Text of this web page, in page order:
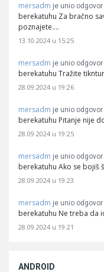
mersadm je unio odgovor
berekatuhu Za bračno
poznajete.…
13.10.2024 u 15:25
mersadm je unio odgovor
berekatuhu Tražite
28.09.2024 u 19:26
mersadm je unio odgovor
berekatuhu Pitanje nije
28.09.2024 u 19:25
mersadm je unio odgovor
berekatuhu Ako se bojiš
28.09.2024 u 19:23
mersadm je unio odgovor
berekatuhu Ne treba da
28.09.2024 u 19:21
ANDROID